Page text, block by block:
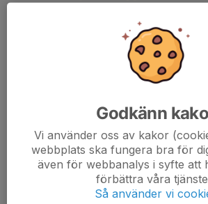
mattias.ingelsjo@ljunghall.com
076-767 37 27
michael.larsen@be-ge.se
Godkänn
Vi använder oss av kakor
webbplats ska fungera bra för
även för webbanalys i syfte att
förbättra våra
Så använder vi